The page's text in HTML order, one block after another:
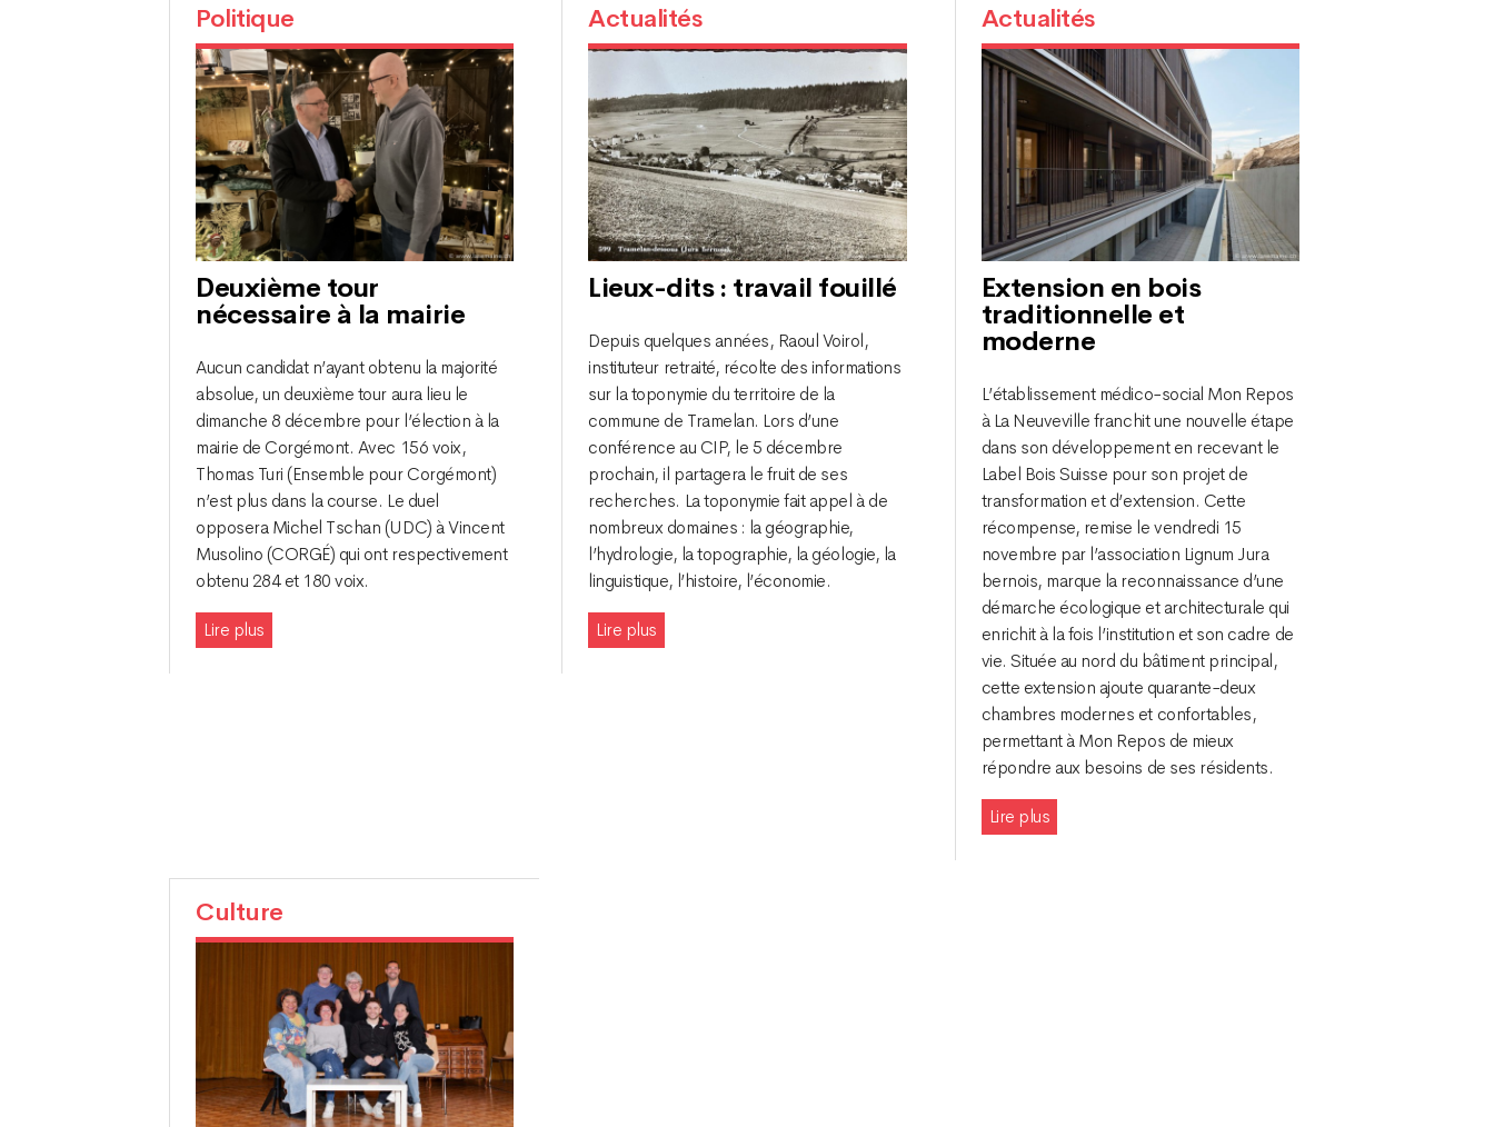
Politique
Deuxième tour
nécessaire à la mairie
Aucun candidat n’ayant obtenu la majorité
absolue, un deuxième tour aura lieu le
dimanche 8 décembre pour l’élection à la
mairie de Corgémont. Avec 156 voix,
Thomas Turi (Ensemble pour Corgémont)
n’est plus dans la course. Le duel
opposera Michel Tschan (UDC) à Vincent
Musolino (CORGÉ) qui ont respectivement
obtenu 284 et 180 voix.
Lire plus
Actualités
Lieux-dits : travail fouillé
Depuis quelques années, Raoul Voirol,
instituteur retraité, récolte des informations
sur la toponymie du territoire de la
commune de Tramelan. Lors d’une
conférence au CIP, le 5 décembre
prochain, il partagera le fruit de ses
recherches. La toponymie fait appel à de
nombreux domaines : la géographie,
l’hydrologie, la topographie, la géologie, la
linguistique, l’histoire, l’économie.
Lire plus
Actualités
Extension en bois
traditionnelle et
moderne
L’établissement médico-social Mon Repos
à La Neuveville franchit une nouvelle étape
dans son développement en recevant le
Label Bois Suisse pour son projet de
transformation et d’extension. Cette
récompense, remise le vendredi 15
novembre par l’association Lignum Jura
bernois, marque la reconnaissance d’une
démarche écologique et architecturale qui
enrichit à la fois l’institution et son cadre de
vie. Située au nord du bâtiment principal,
cette extension ajoute quarante-deux
chambres modernes et confortables,
permettant à Mon Repos de mieux
répondre aux besoins de ses résidents.
Lire plus
Culture